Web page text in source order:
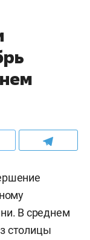
В среднем
столицы